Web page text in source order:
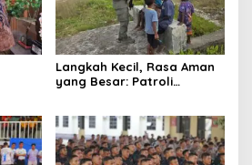
Langkah Kecil, Rasa Aman
yang Besar: Patroli
Kenyam